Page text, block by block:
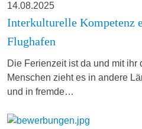
14.08.2025
Interkulturelle Kompetenz
Flughafen
Die Ferienzeit ist da und mit ihr
Menschen zieht es in andere
und in fremde…